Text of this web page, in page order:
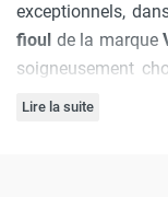
exceptionnels,
fioul de la marque
soigneusement
précision.
Lire la suite